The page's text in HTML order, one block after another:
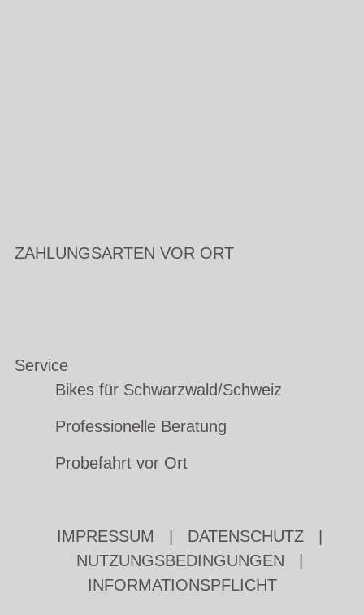
ZAHLUNGSARTEN VOR ORT
Service
Bikes für Schwarzwald/Schweiz
Professionelle Beratung
Probefahrt vor Ort
IMPRESSUM DATENSCHUTZ
NUTZUNGSBEDINGUNGEN
INFORMATIONSPFLICHT